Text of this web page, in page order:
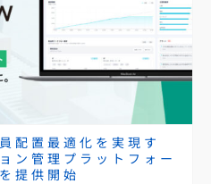
配置最適化を実現す
ン管理プラットフォー
提供開始